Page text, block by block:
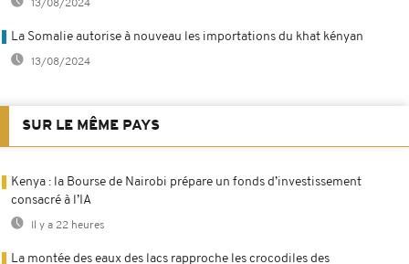
13/08/2024
La Somalie autorise à nouveau les importations du khat kényan
13/08/2024
SUR LE MÊME PAYS
Kenya : la Bourse de Nairobi prépare un fonds d’investissement
consacré à l’IA
Il y a 22 heures
La montée des eaux des lacs rapproche les crocodiles des